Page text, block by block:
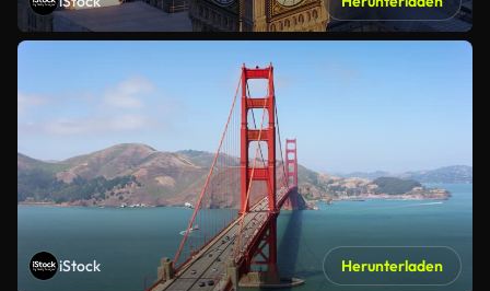
iStock Herunterladen